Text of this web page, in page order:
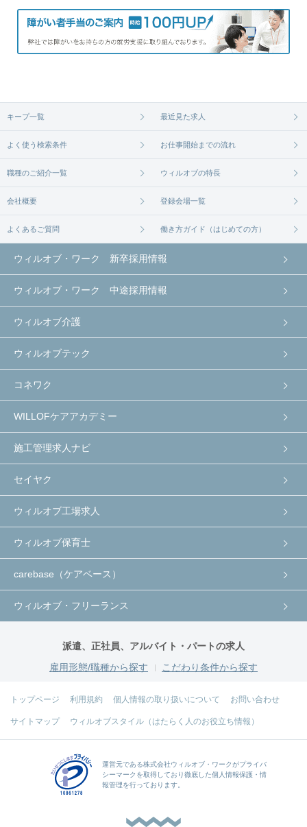
キープ一覧 最近見た求人
よく使う検索条件 お仕事開始までの流れ
職種のご紹介一覧 ウィルオブの特長
会社概要 登録会場一覧
よくあるご質問 働き方ガイド（はじめての方）
ウィルオブ・ワーク 新卒採用情報
ウィルオブ・ワーク 中途採用情報
ウィルオブ介護
ウィルオブテック
コネワク
WILLOFケアアカデミー
施工管理求人ナビ
セイヤク
ウィルオブ工場求人
ウィルオブ保育士
carebase（ケアベース）
ウィルオブ・フリーランス
派遣、正社員、アルバイト・パートの求人
雇用形態/職種から探す
こだわり条件から探す
トップページ 利用規約 個人情報の取り扱いについて お問い合わせ
サイトマップ ウィルオブスタイル（はたらく人のお役立ち情報）
運営元である株式会社ウィルオブ・ワークがプライバ
シーマークを取得しており徹底した個人情報保護・情
報管理を行っております。